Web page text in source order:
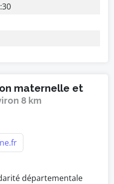
maternelle et
8 km
départementale